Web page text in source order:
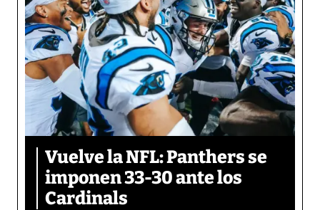
Vuelve la NFL: Panthers se
imponen 33-30 ante los
Cardinals